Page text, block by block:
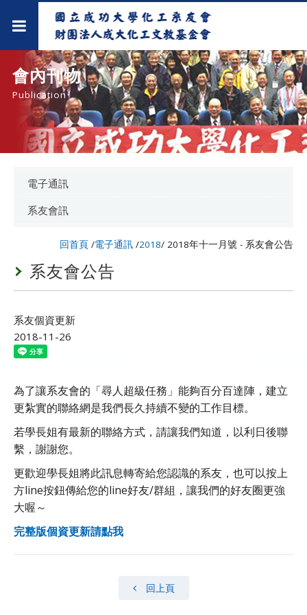
會內刊物
Publication
電子通訊
系友會訊
回首頁 /電子通訊 /2018/ 2018年十一月號 - 系友會公告
系友會公告
系友個資更新
2018-11-26
為了讓系友會的「尋人超級任務」能夠百分百達陣，建立
更紮實的聯絡網是我們長久持續不變的工作目標。
若學長姐有最新的聯絡方式，請讓我們知道，以利日後聯
繫，謝謝您。
更歡迎學長姐將此訊息轉寄給您認識的系友，也可以按上
方line按鈕傳給您的line好友/群組，讓我們的好友圈更強
大喔～
完整版個資更新請點我
回上頁